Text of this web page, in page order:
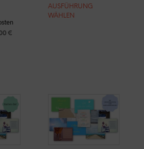
€
OPTIONEN
AUSFÜHRUNG
WÄHLEN